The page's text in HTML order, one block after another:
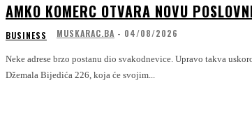
AMKO KOMERC OTVARA NOVU
BUSINESS MUSKARAC.BA - 04/08/2026
Neke adrese brzo postanu dio svakodnevice. Upravo takva
Džemala Bijedića 226, koja će svojim...